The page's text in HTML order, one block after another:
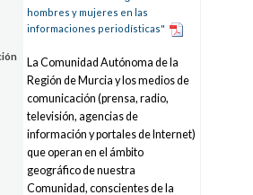
hombres y mujeres en las
informaciones periodísticas"
La Comunidad Autónoma de la
Región de Murcia y los medios de
comunicación (prensa, radio,
televisión, agencias de
información y portales de Internet)
que operan en el ámbito
geográfico de nuestra
Comunidad, conscientes de la